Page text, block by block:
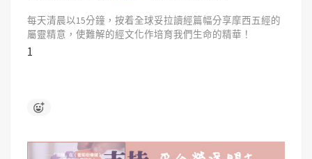
每天清晨以15分鐘，按着全球妥拉讀經篇幅分享摩西五經的
屬靈精意，使難解的經文化作培育我們生命的精華！
1